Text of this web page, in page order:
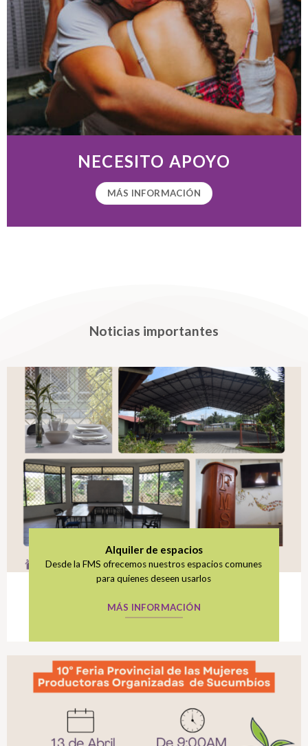
NECESITO APOYO
MÁS INFORMACIÓN
Noticias importantes
Alquiler de espacios
Desde la FMS ofrecemos nuestros espacios comunes
para quienes deseen usarlos
MÁS INFORMACIÓN